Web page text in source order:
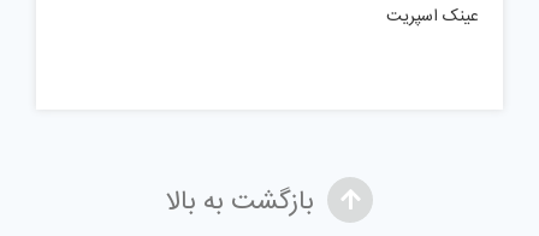
عینک اسپریت
بازگشت به بالا